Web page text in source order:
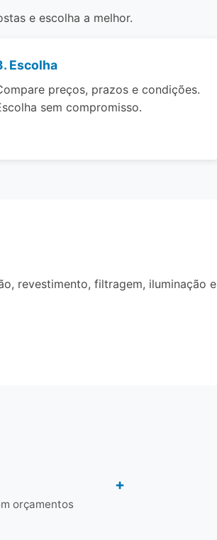
e escolha a melhor.
Escolha
preços, prazos e condições.
sem compromisso.
revestimento, filtragem, iluminação e
orçamentos